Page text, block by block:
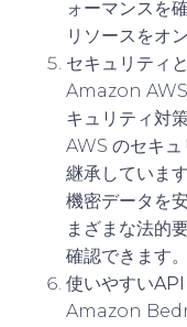
ォーマンスを
リソースをオ
セキュリティ
Amazon AWS
キュリティ対
AWS のセキ
継承していま
機密データを
まざまな法的
確認できます。
使いやすいAPI
Amazon